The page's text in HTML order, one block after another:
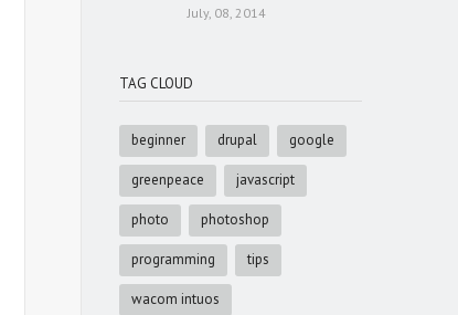
July, 08, 2014
TAG CLOUD
beginner drupal google
greenpeace javascript
photo photoshop
programming tips
wacom intuos